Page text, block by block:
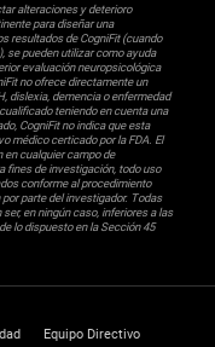
alteraciones y deterioro
para diseñar una
resultados de CogniFit (cuando
se pueden utilizar como ayuda
evaluación neuropsicológica
no ofrece directamente un
dislexia, demencia o enfermedad
teniendo en cuenta una
CogniFit no indica que esta
médico certicado por la FDA. El
en cualquier campo de
fines de investigación, todo uso
conforme al procedimiento
parte del investigador. Todas
en ningún caso, inferiores a las
lo dispuesto en la Sección 45
Equipo Directivo